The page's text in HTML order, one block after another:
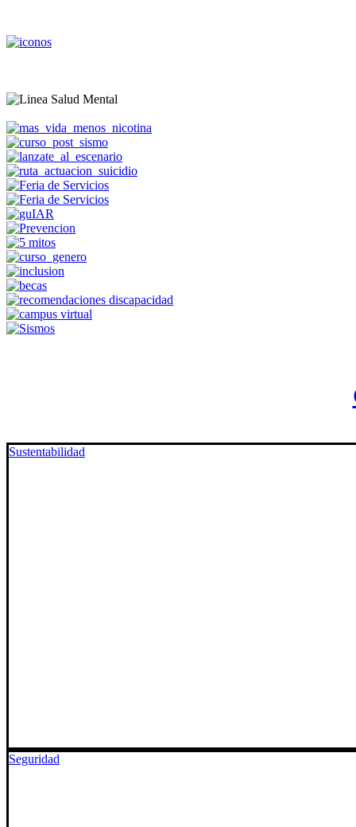
Sustentabilidad
Seguridad